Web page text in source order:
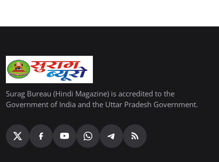
Surag Bureau (Hindi Magazine) is accredited to the
Government of India and the Uttar Pradesh Government.